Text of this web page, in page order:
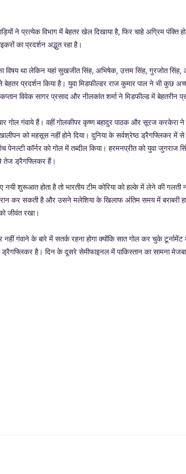
ने प्रत्येक विभाग में बेहतर खेल दिखाया है, फिर चाहे अग्रिम पंक्ति हो
का प्रदर्शन अद्भुत रहा है।
विषय था लेकिन यहां सुखजीत सिंह, अभिषेक, उत्तम सिंह, गुरजोत सिंह,
प्रदर्शन किया है। युवा मिडफील्डर राज कुमार पाल ने भी कुछ
विवेक सागर प्रसाद और नीलकांत शर्मा ने मिडफील्ड में बेहतरीन
गोल गंवाये हैं। वहीं गोलकीपर कृष्ण बहादुर पाठक और सूरज करकेरा ने
को महसूस नहीं होने दिया। दुनिया के सर्वश्रेष्ठ ड्रैगफ्लिकर में
पेनल्टी कॉर्नर को गोल में तब्दील किया। हरमनप्रीत को युवा जुगराज
तेज ड्रैगफ्लिकर हैं।
शुरूआत होता है तो भारतीय टीम कोरिया को हल्के में लेने की गलती
हैरान कर सकती है और उसने मलेशिया के खिलाफ अंतिम समय में
जीवंत रखा।
गंवाने के बारे में सतर्क रहना होगा क्योंकि सात गोल कर चुके टूर्नामेंट
है। दिन के दूसरे सेमीफाइनल में पाकिस्तान का सामना